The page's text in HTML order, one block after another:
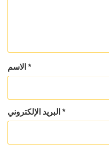
*
*